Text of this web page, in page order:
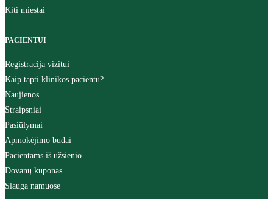
Kiti miestai
PACIENTUI
Registracija vizitui
Kaip tapti klinikos pacientu?
Naujienos
Straipsniai
Pasiūlymai
Apmokėjimo būdai
Pacientams iš užsienio
Dovanų kuponas
Slauga namuose